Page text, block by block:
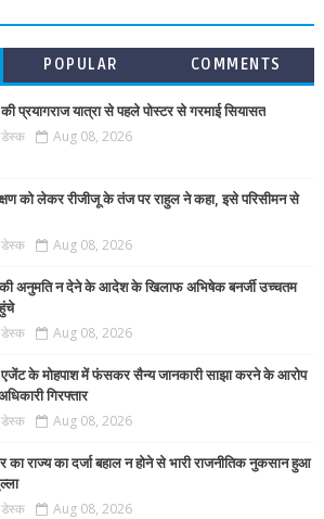
POPULAR COMMENTS
की प्रयागराज यात्रा से पहले पोस्टर से गरमाई सियासत
डेस्क Aug 08, 2026
को लेकर रीजीजू के तंज पर राहुल ने कहा, इसे परिसीमन से
डेस्क Aug 08, 2026
की अनुमति न देने के आदेश के खिलाफ अभिषेक बनर्जी उच्चतम
डेस्क Aug 08, 2026
एजेंट के मोहपाश में फंसकर सैन्य जानकारी साझा करने के आरोप
गिरफ्तार
डेस्क Aug 08, 2026
का राज्य का दर्जा बहाल न होने से भारी राजनीतिक नुकसान हुआ
डेस्क Aug 08, 2026